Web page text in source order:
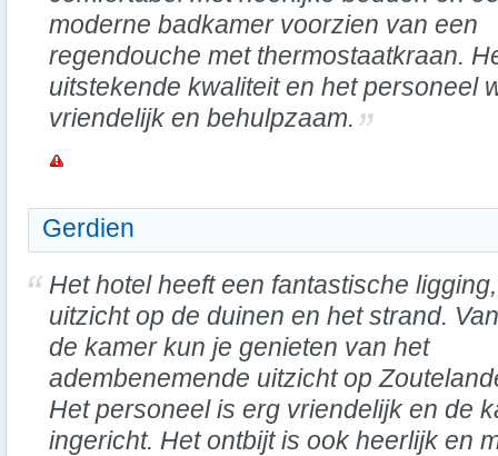
moderne badkamer voorzien van een
regendouche met thermostaatkraan.
uitstekende kwaliteit en het personeel
vriendelijk en behulpzaam.
Gerdien
Het hotel heeft een fantastische
uitzicht op de duinen en het strand.
de kamer kun je genieten van het
adembenemende uitzicht op
Het personeel is erg vriendelijk en de
ingericht. Het ontbijt is ook heerlijk en